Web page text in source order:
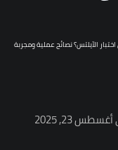
تاريخ النشر أغسطس 20, 2025 | آخر تحديث في أغسطس 23, 2025